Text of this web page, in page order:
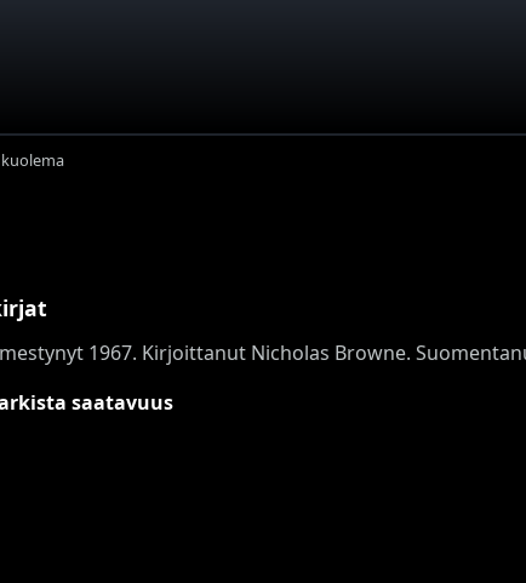
1967. Kirjoittanut Nicholas Browne.
saatavuus